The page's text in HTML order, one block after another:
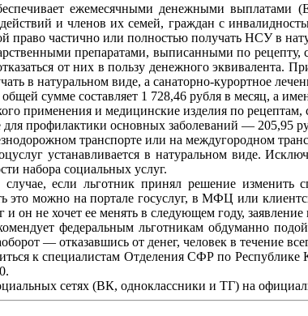
ежемесячными денежными выплатами
и членов их семей, граждан с
право частично или полностью получать НСУ в
препаратами, выписанными по
от них в пользу денежного эквивалента.
в натуральном виде, а санаторно-курортное
сумме составляет 1 728,46 рубля в месяц, а
применения и медицинские изделия по
для профилактики основных заболеваний — 205,95
транспорте или на междугородном
устанавливается в натуральном виде.
набора социальных услуг.
если льготник принял решение
это можно на портале госуслуг, в МФЦ или
он не хочет ее менять в следующем году,
федеральным льготникам обдуманно
— отказавшись от денег, человек в течение
к специалистам Отделения СФР по
сетях (ВК, одноклассники и ТГ) на